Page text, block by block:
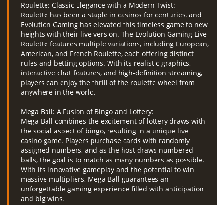
Roulette: Classic Elegance with a Modern Twist:
Roulette has been a staple in casinos for centuries, and
Evolution Gaming has elevated this timeless game to new
heights with their live version. The Evolution Gaming Live
Roulette features multiple variations, including European,
American, and French Roulette, each offering distinct
rules and betting options. With its realistic graphics,
interactive chat features, and high-definition streaming,
players can enjoy the thrill of the roulette wheel from
anywhere in the world.
Mega Ball: A Fusion of Bingo and Lottery:
Mega Ball combines the excitement of lottery draws with
the social aspect of bingo, resulting in a unique live
casino game. Players purchase cards with randomly
assigned numbers, and as the host draws numbered
balls, the goal is to match as many numbers as possible.
With its innovative gameplay and the potential to win
massive multipliers, Mega Ball guarantees an
unforgettable gaming experience filled with anticipation
and big wins.